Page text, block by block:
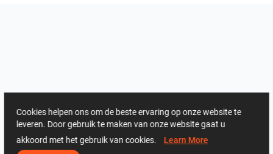
Cookies helpen ons om de beste ervaring op onze website te
leveren. Door gebruik te maken van onze website gaat u
akkoord met het gebruik van cookies. Learn More